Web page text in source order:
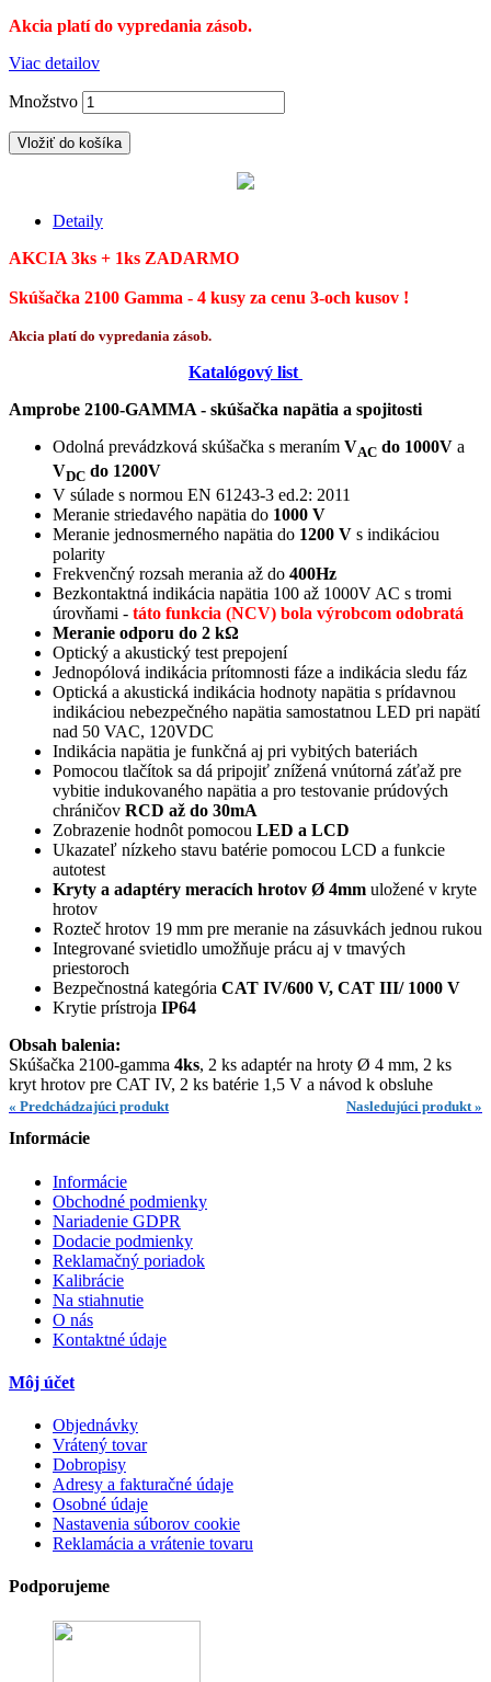
Akcia platí do vypredania zásob.
Viac detailov
Množstvo
Vložiť do košíka
Detaily
AKCIA 3ks + 1ks ZADARMO
Skúšačka 2100 Gamma - 4 kusy za cenu 3-och kusov !
Akcia platí do vypredania zásob.
Katalógový list
Amprobe 2100-GAMMA - skúšačka napätia a spojitosti
Odolná prevádzková skúšačka s meraním VAC do 1000V a
VDC do 1200V
V súlade s normou EN 61243-3 ed.2: 2011
Meranie striedavého napätia do 1000 V
Meranie jednosmerného napätia do 1200 V s indikáciou
polarity
Frekvenčný rozsah merania až do 400Hz
Bezkontaktná indikácia napätia 100 až 1000V AC s tromi
úrovňami - táto funkcia (NCV) bola výrobcom odobratá
Meranie odporu do 2 kΩ
Optický a akustický test prepojení
Jednopólová indikácia prítomnosti fáze a indikácia sledu fáz
Optická a akustická indikácia hodnoty napätia s prídavnou
indikáciou nebezpečného napätia samostatnou LED pri napätí
nad 50 VAC, 120VDC
Indikácia napätia je funkčná aj pri vybitých bateriách
Pomocou tlačítok sa dá pripojiť znížená vnútorná záťaž pre
vybitie indukovaného napätia a pro testovanie prúdových
chráničov RCD až do 30mA
Zobrazenie hodnôt pomocou LED a LCD
Ukazateľ nízkeho stavu batérie pomocou LCD a funkcie
autotest
Kryty a adaptéry meracích hrotov Ø 4mm uložené v kryte
hrotov
Rozteč hrotov 19 mm pre meranie na zásuvkách jednou rukou
Integrované svietidlo umožňuje prácu aj v tmavých
priestoroch
Bezpečnostná kategória CAT IV/600 V, CAT III/ 1000 V
Krytie prístroja IP64
Obsah balenia:
Skúšačka 2100-gamma 4ks, 2 ks adaptér na hroty Ø 4 mm, 2 ks
kryt hrotov pre CAT IV, 2 ks batérie 1,5 V a návod k obsluhe
« Predchádzajúci produkt Nasledujúci produkt »
Informácie
Informácie
Obchodné podmienky
Nariadenie GDPR
Dodacie podmienky
Reklamačný poriadok
Kalibrácie
Na stiahnutie
O nás
Kontaktné údaje
Môj účet
Objednávky
Vrátený tovar
Dobropisy
Adresy a fakturačné údaje
Osobné údaje
Nastavenia súborov cookie
Reklamácia a vrátenie tovaru
Podporujeme